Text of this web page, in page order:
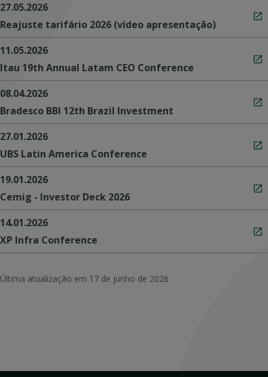
27.05.2026
Reajuste tarifário 2026 (vídeo apresentação)
11.05.2026
Itau 19th Annual Latam CEO Conference
08.04.2026
Bradesco BBI 12th Brazil Investment
27.01.2026
UBS Latin America Conference
19.01.2026
Cemig - Investor Deck 2026
14.01.2026
XP Infra Conference
Última atualização em 17 de junho de 2026